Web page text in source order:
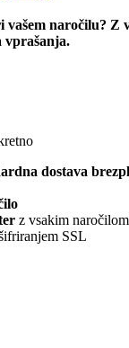
naročilu? Z
vprašanja.
dostava
z vsakim naročilom
SSL